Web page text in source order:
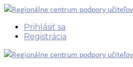
Prihlásiť sa
Registrácia